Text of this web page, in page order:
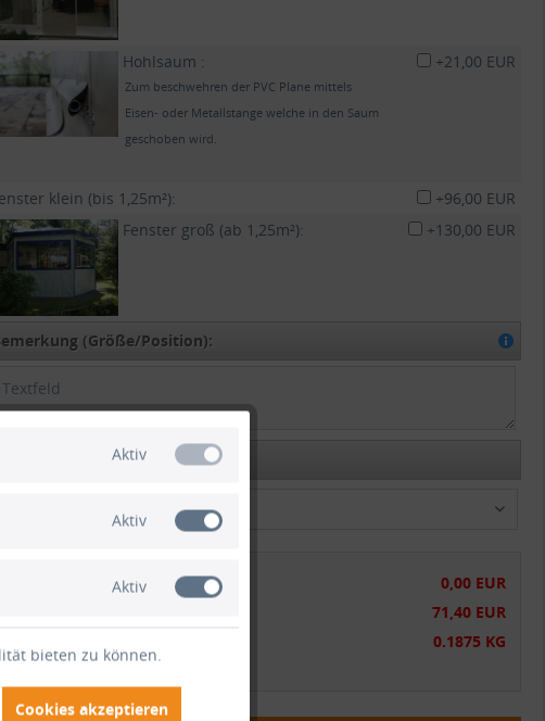
Hohlsaum :
Zum beschwehren der PVC Plane mittels
Eisen- oder Metallstange welche in den Saum
geschoben wird.
+21,00 EUR
klein (bis 1,25m²):
+96,00 EUR
Fenster groß (ab 1,25m²):
+130,00 EUR
(Größe/Position):
gefaltet versenden
Zwischensumme:
0,00 EUR
71,40 EUR
0.1875 KG
inkl. MwSt.zzgl. Versandkosten
Aktiv
Aktiv
Aktiv
bieten zu können.
Cookies akzeptieren